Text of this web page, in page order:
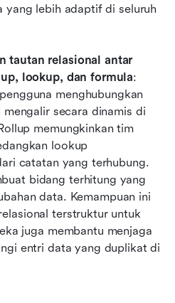
yang lebih adaptif di seluruh
tautan relasional antar
lookup, dan formula:
menghubungkan
secara dinamis di
memungkinkan tim
lookup
catatan yang terhubung.
bidang terhitung yang
data. Kemampuan ini
terstruktur untuk
juga membantu menjaga
entri data yang duplikat di